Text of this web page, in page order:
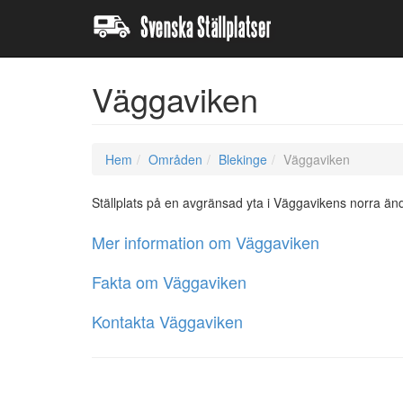
Väggaviken
Hem Områden Blekinge Väggaviken
Ställplats på en avgränsad yta i Väggavikens norra
Mer information om Väggaviken
Fakta om Väggaviken
Kontakta Väggaviken